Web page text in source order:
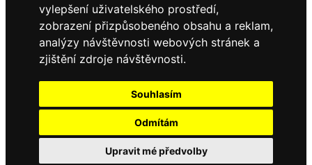
vylepšení uživatelského prostředí,
zobrazení přizpůsobeného obsahu a reklam,
analýzy návštěvnosti webových stránek a
zjištění zdroje návštěvnosti.
Souhlasím
Odmítám
Upravit mé předvolby